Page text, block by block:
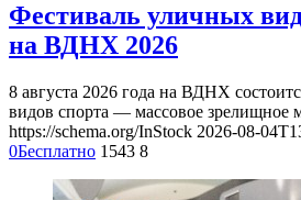
Фестиваль уличных
на ВДНХ 2026
8 августа 2026 года на ВДНХ
видов спорта — массовое зрелищное
https://schema.org/InStock 2026-08-
0Бесплатно 1543 8